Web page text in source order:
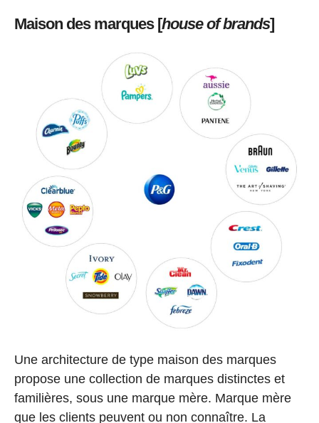
Maison des marques [house of brands]
Une architecture de type maison des marques
propose une collection de marques distinctes et
familières, sous une marque mère. Marque mère
que les clients peuvent ou non connaître. La